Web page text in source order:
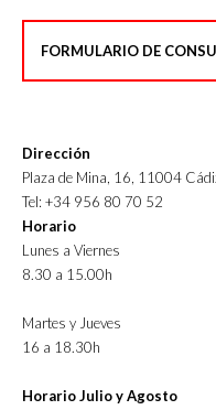
FORMULARIO DE
Dirección
Plaza de Mina, 16, 11004
Tel: +34 956 80 70 52
Horario
Lunes a Viernes
8.30 a 15.00h
Martes y Jueves
16 a 18.30h
Horario Julio y Agosto